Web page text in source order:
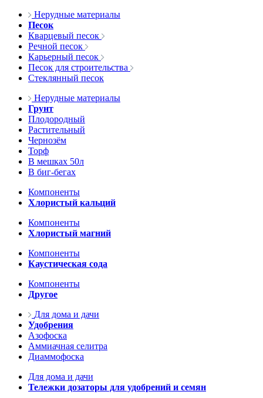
Нерудные материалы
Песок
Кварцевый песок
Речной песок
Карьерный песок
Песок для строительства
Стеклянный песок
Нерудные материалы
Грунт
Плодородный
Растительный
Чернозём
Торф
В мешках 50л
В биг-бегах
Компоненты
Хлористый кальций
Компоненты
Хлористый магний
Компоненты
Каустическая сода
Компоненты
Другое
Для дома и дачи
Удобрения
Азофоска
Аммиачная селитра
Диаммофоска
Для дома и дачи
Тележки дозаторы для удобрений и семян